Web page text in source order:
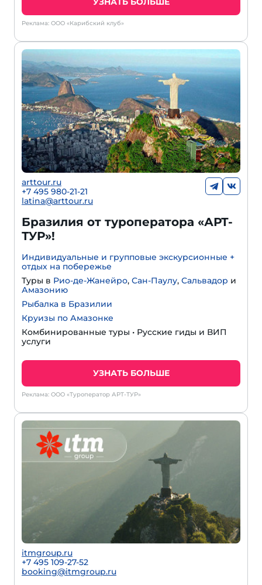
Реклама: ООО «Карибский клуб»
arttour.ru
+7 495 980-21-21
latina@arttour.ru
Бразилия от туроператора «АРТ-
ТУР»!
Индивидуальные и групповые экскурсионные +
отдых на побережье
Туры в Рио-де-Жанейро, Сан-Паулу, Сальвадор и
Амазонию
Рыбалка в Бразилии
Круизы по Амазонке
Комбинированные туры • Русские гиды и ВИП
услуги
УЗНАТЬ БОЛЬШЕ
Реклама: ООО «Туроператор АРТ-ТУР»
itmgroup.ru
+7 495 109-27-52
booking@itmgroup.ru